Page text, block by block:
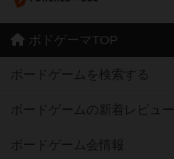
ボドゲーマTOP
ボードゲームを検索する
ボードゲームの新着レビュー
ボードゲーム会情報